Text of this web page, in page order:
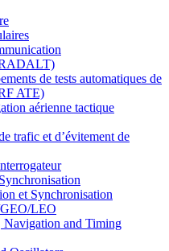
de tests automatiques de
ATE)
aérienne tactique
trafic et d’évitement de
et Synchronisation
LEO
Navigation and Timing